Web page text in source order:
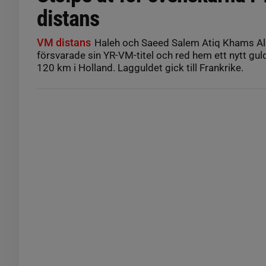
distans
VM distans Haleh och Saeed Salem Atiq Khams
försvarade sin YR-VM-titel och red hem ett nytt
120 km i Holland. Lagguldet gick till Frankrike.